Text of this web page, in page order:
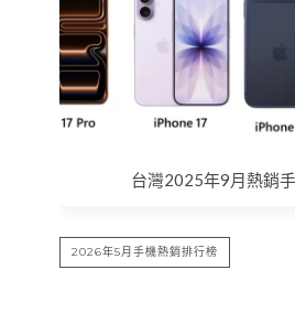
台灣2025年9月熱銷
2026年5月手機熱銷排行榜